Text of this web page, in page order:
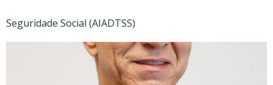
Seguridade Social (AIADTSS)